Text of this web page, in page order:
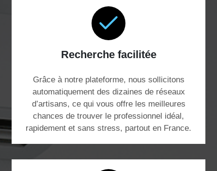
Recherche facilitée
Grâce à notre plateforme, nous sollicitons
automatiquement des dizaines de réseaux
d’artisans, ce qui vous offre les meilleures
chances de trouver le professionnel idéal,
rapidement et sans stress, partout en France.